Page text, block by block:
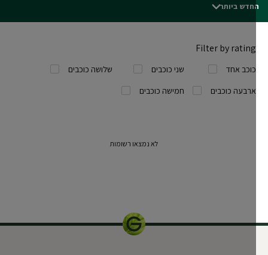
ביותר
Filter by rating
כוכב אחד שני כוכבים
שלושה כוכבים
ארבעה כוכבים
חמישה כוכבים
לא נמצאו רשומות